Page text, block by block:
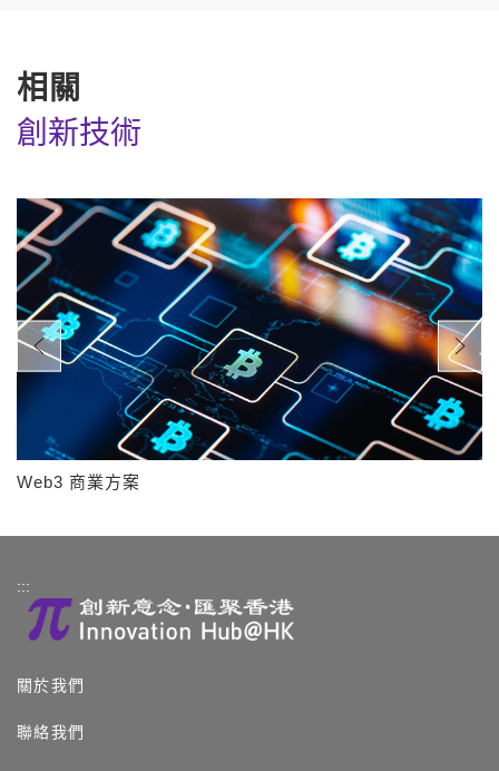
相關
創新技術
Web3 商業方案
:::
關於我們
聯絡我們